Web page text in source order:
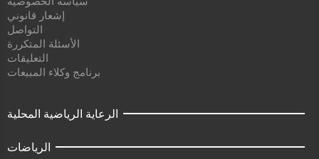
إشعار قانوني
التواصل
الأسئلة المتكررة
التعليقات
برنامج وكلاء المبيعات
الرعاية الرياضية المحلية
الرياضات